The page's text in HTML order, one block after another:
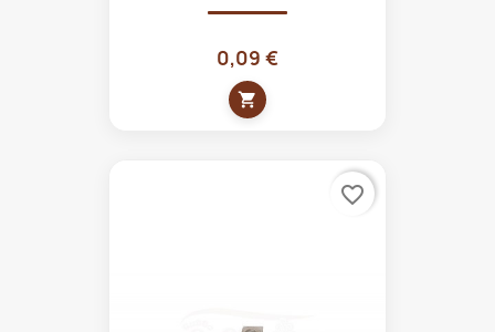
0,09 €
shopping_cart
favorite_border